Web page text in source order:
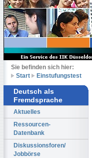
Sie befinden sich hier:
Start
Einstufungstest
Deutsch als
Fremdsprache
Aktuelles
Ressourcen-
Datenbank
Diskussionsforen/
Jobbörse